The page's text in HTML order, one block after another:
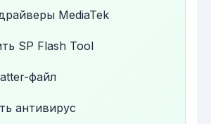
MediaTek
SP Flash Tool
файл
антивирус